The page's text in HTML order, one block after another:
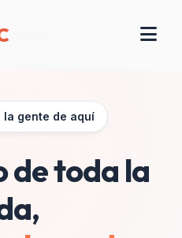
la gente de aquí
de toda la